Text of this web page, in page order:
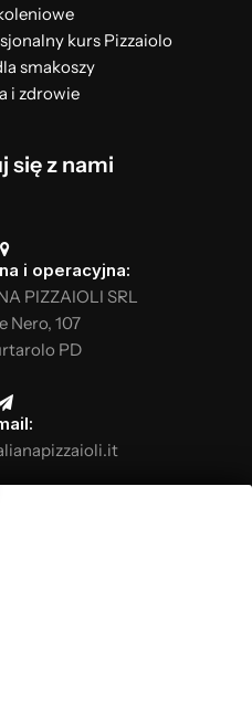
kurs Pizzaiolo
smakoszy
i zdrowie
się z nami
i operacyjna:
PIZZAIOLI SRL
Nero, 107
PD